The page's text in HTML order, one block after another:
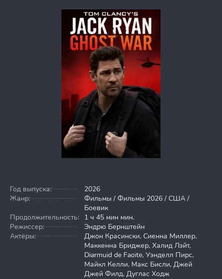
Год выпуска:
2026
Жанр:
Фильмы / Фильмы 2026 / США /
Боевик
Продолжительность: 1 ч 45 мин мин.
Режиссер:
Эндрю Бернштейн
Актёры:
Джон Красински, Сиенна Миллер,
Маккенна Бриджер, Халид Лэйт,
Diarmuid de Faoite, Уэнделл Пирс,
Майкл Келли, Макс Бисли, Джей
Джей Филд, Дуглас Ходж